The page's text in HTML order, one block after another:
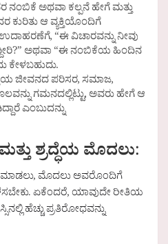
ನಂಬಿಕೆ ಅಥವಾ ಕಲ್ಪನೆ ಹೇಗೆ ಮತ್ತು
ಕುರಿತು ಆ ವ್ಯಕ್ತಿಯೊಂದಿಗೆ
“ಈ ವಿಚಾರವನ್ನು ನೀವು
ಅಥವಾ “ಈ ನಂಬಿಕೆಯ ಹಿಂದಿನ
ಕೇಳಬಹುದು.
ಜೀವನದ ಪರಿಸರ, ಸಮಾಜ,
ಗಮನದಲ್ಲಿಟ್ಟು, ಅವರು ಹೇಗೆ ಆ
ಎಂಬುದನ್ನು
ಶ್ರದ್ಧೆಯ ಮೊದಲು:
ಮೊದಲು ಅವರೊಂದಿಗೆ
ಏಕೆಂದರೆ, ಯಾವುದೇ ರೀತಿಯ
ಹೆಚ್ಚು ಪ್ರತಿರೋಧವನ್ನು